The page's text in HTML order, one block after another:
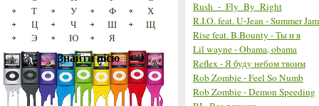
Т
У Ф
Х
Ц
Ч Ш
Щ
Э
Ю Я
Знайти пісю
Rush_-_Fly_By_Right
R.I.O. feat. U-Jean - Summer Jam
Rise feat. B.Bounty - Ты и я
Lil wayne - Obama, obama
Reflex - Я буду небом твоим
Rob Zombie - Feel So Numb
Rob Zombie - Demon Speeding